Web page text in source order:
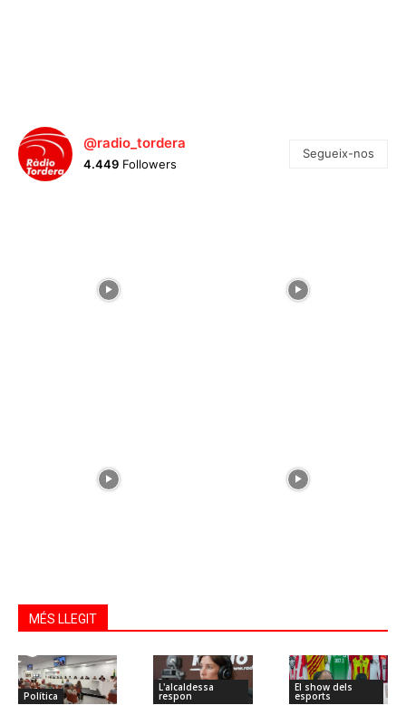
@radio_tordera
4.449 Followers
Segueix-nos
MÉS LLEGIT
Política
L'alcaldessa
respon
El show dels
esports